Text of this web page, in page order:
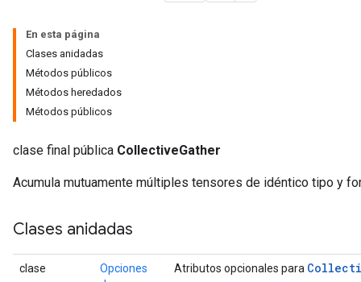
En esta página
Clases anidadas
Métodos públicos
Métodos heredados
Métodos públicos
clase final pública CollectiveGather
Acumula mutuamente múltiples tensores de idéntico tipo y
Clases anidadas
clase
Opciones
Atributos opcionales para